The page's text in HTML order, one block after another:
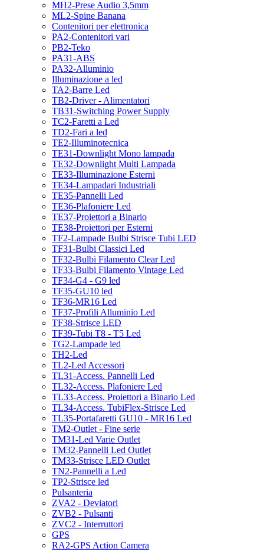
MH2-Prese Audio 3,5mm
ML2-Spine Banana
Contenitori per elettronica
PA2-Contenitori vari
PB2-Teko
PA31-ABS
PA32-Alluminio
Illuminazione a led
TA2-Barre Led
TB2-Driver - Alimentatori
TB31-Switching Power Supply
TC2-Faretti a Led
TD2-Fari a led
TE2-Illuminotecnica
TE31-Downlight Mono lampada
TE32-Downlight Multi Lampada
TE33-Illuminazione Esterni
TE34-Lampadari Industriali
TE35-Pannelli Led
TE36-Plafoniere Led
TE37-Proiettori a Binario
TE38-Proiettori per Esterni
TF2-Lampade Bulbi Strisce Tubi LED
TF31-Bulbi Classici Led
TF32-Bulbi Filamento Clear Led
TF33-Bulbi Filamento Vintage Led
TF34-G4 - G9 led
TF35-GU10 led
TF36-MR16 Led
TF37-Profili Alluminio Led
TF38-Strisce LED
TF39-Tubi T8 - T5 Led
TG2-Lampade led
TH2-Led
TL2-Led Accessori
TL31-Access. Pannelli Led
TL32-Access. Plafoniere Led
TL33-Access. Proiettori a Binario Led
TL34-Access. TubiFlex-Strisce Led
TL35-Portafaretti GU10 - MR16 Led
TM2-Outlet - Fine serie
TM31-Led Varie Outlet
TM32-Pannelli Led Outlet
TM33-Strisce LED Outlet
TN2-Pannelli a Led
TP2-Strisce led
Pulsanteria
ZVA2 - Deviatori
ZVB2 - Pulsanti
ZVC2 - Interruttori
GPS
RA2-GPS Action Camera